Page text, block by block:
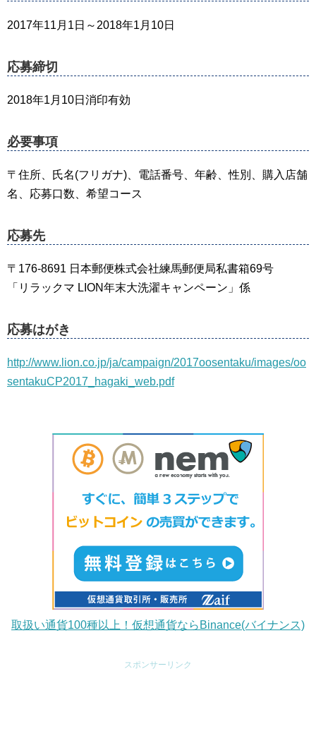
2017年11月1日～2018年1月10日
応募締切
2018年1月10日消印有効
必要事項
〒住所、氏名(フリガナ)、電話番号、年齢、性別、購入店舗
名、応募口数、希望コース
応募先
〒176-8691 日本郵便株式会社練馬郵便局私書箱69号
「リラックマ LION年末大洗濯キャンペーン」係
応募はがき
http://www.lion.co.jp/ja/campaign/2017oosentaku/images/oo
sentakuCP2017_hagaki_web.pdf
取扱い通貨100種以上！仮想通貨ならBinance(バイナンス)
スポンサーリンク